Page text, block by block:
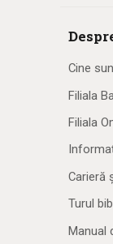
Cine
Filiala
Filiala
Carieră
Turul
Manual